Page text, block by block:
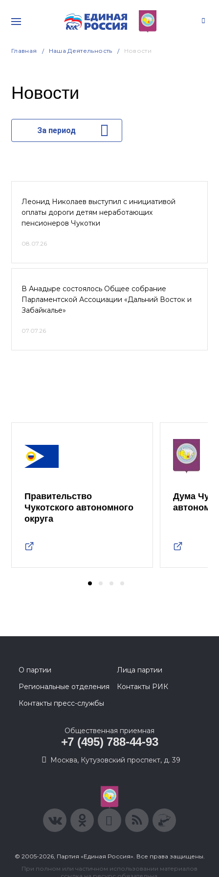
Главная Наша Деятельность Новости
Новости
За период
Леонид Николаев выступил с инициативой
оплаты дороги детям неработающих
пенсионеров Чукотки
08.07.26
В Анадыре состоялось Общее собрание
Парламентской Ассоциации «Дальний Восток и
Забайкалье»
07.07.26
Правительство
Чукотского автономного
округа
Дума
О партии
Лица партии
Региональные отделения
Контакты РИК
Контакты пресс-службы
Общественная приемная
+7 (495) 788-44-93
Москва, Кутузовский проспект, д. 39
© 2005-2026, Партия «Единая Россия». Все права защищены.
При полном или частичном использовании материалов